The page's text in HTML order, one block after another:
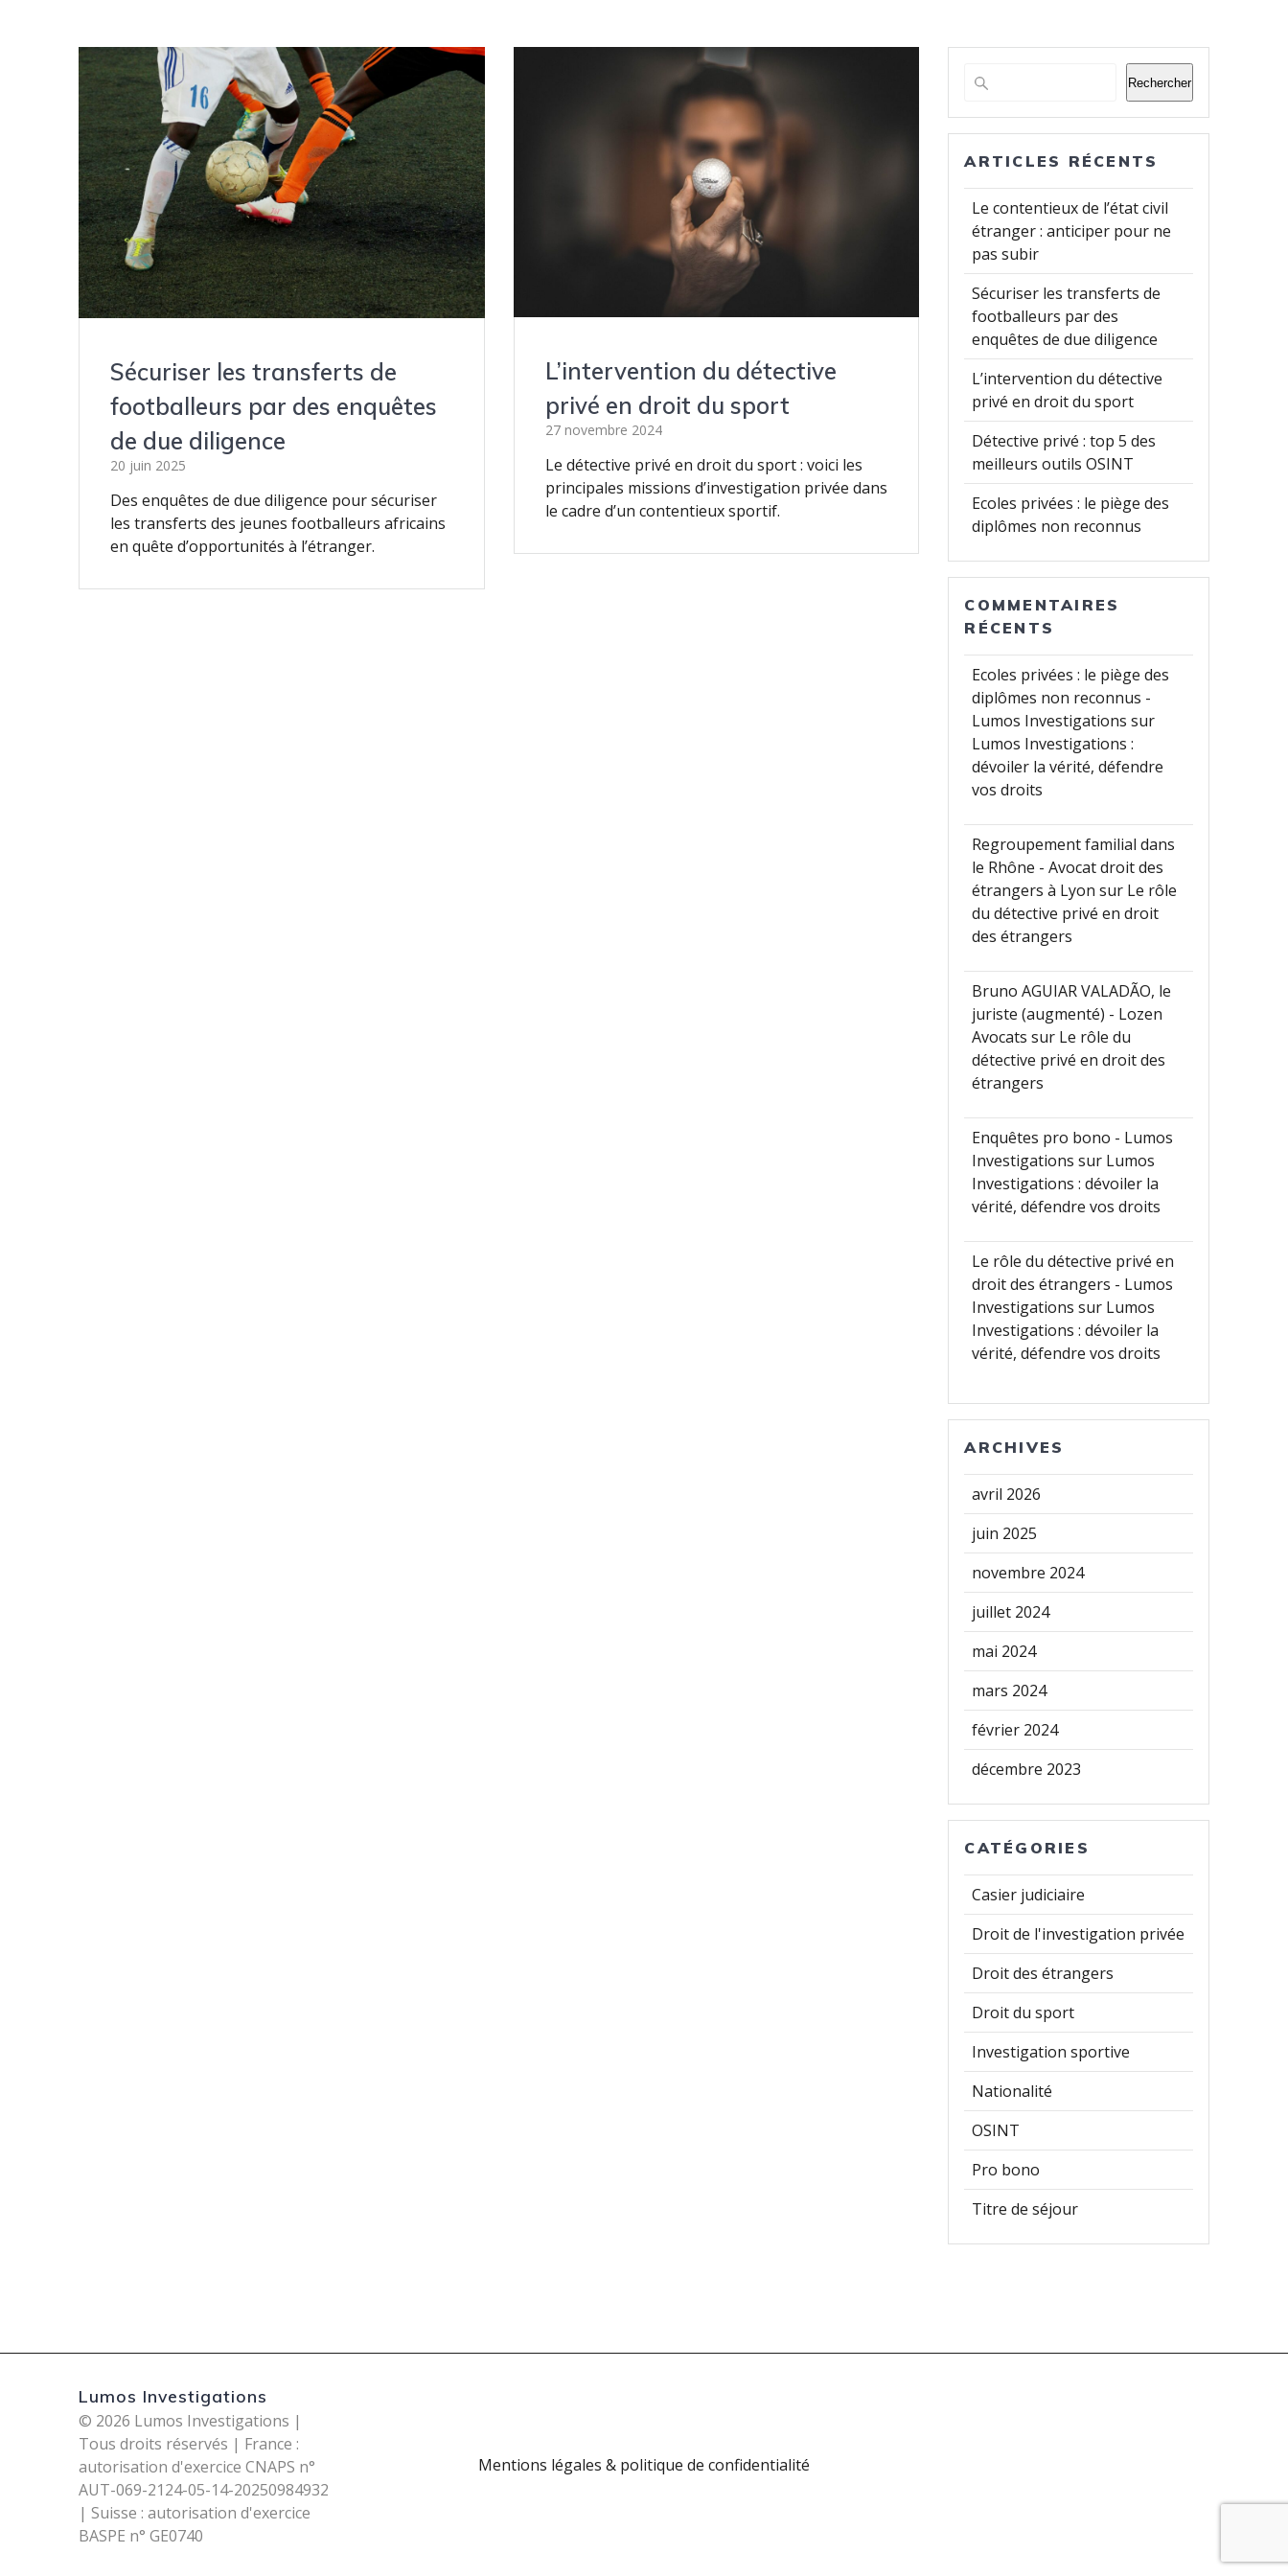
Sécuriser les transferts de
footballeurs par des enquêtes
de due diligence
20 juin 2025
Des enquêtes de due diligence pour sécuriser
les transferts des jeunes footballeurs africains
en quête d’opportunités à l’étranger.
L’intervention du détective
privé en droit du sport
27 novembre 2024
Le détective privé en droit du sport : voici les
principales missions d’investigation privée dans
le cadre d’un contentieux sportif.
Rechercher
ARTICLES RÉCENTS
Le contentieux de l’état civil
étranger : anticiper pour ne
pas subir
Sécuriser les transferts de
footballeurs par des
enquêtes de due diligence
L’intervention du détective
privé en droit du sport
Détective privé : top 5 des
meilleurs outils OSINT
Ecoles privées : le piège des
diplômes non reconnus
COMMENTAIRES
RÉCENTS
Ecoles privées : le piège des
diplômes non reconnus -
Lumos Investigations sur
Lumos Investigations :
dévoiler la vérité, défendre
vos droits
Regroupement familial dans
le Rhône - Avocat droit des
étrangers à Lyon sur Le rôle
du détective privé en droit
des étrangers
Bruno AGUIAR VALADÃO, le
juriste (augmenté) - Lozen
Avocats sur Le rôle du
détective privé en droit des
étrangers
Enquêtes pro bono - Lumos
Investigations sur Lumos
Investigations : dévoiler la
vérité, défendre vos droits
Le rôle du détective privé en
droit des étrangers - Lumos
Investigations sur Lumos
Investigations : dévoiler la
vérité, défendre vos droits
ARCHIVES
avril 2026
juin 2025
novembre 2024
juillet 2024
mai 2024
mars 2024
février 2024
décembre 2023
CATÉGORIES
Casier judiciaire
Droit de l'investigation privée
Droit des étrangers
Droit du sport
Investigation sportive
Nationalité
OSINT
Pro bono
Titre de séjour
Lumos Investigations
© 2026 Lumos Investigations |
Tous droits réservés | France :
autorisation d'exercice CNAPS n°
AUT-069-2124-05-14-20250984932
| Suisse : autorisation d'exercice
BASPE n° GE0740
Mentions légales & politique de confidentialité